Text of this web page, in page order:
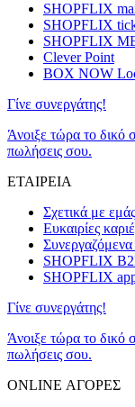
SHOPFLIX
SHOPFLIX
SHOPFLIX
Clever Point
BOX NOW
Γίνε συνεργάτης!
Άνοιξε τώρα το δικό
πωλήσεις σου.
ΕΤΑΙΡΕΙΑ
Σχετικά με εμάς
Ευκαιρίες
SHOPFLIX
SHOPFLIX
Γίνε συνεργάτης!
Άνοιξε τώρα το δικό
πωλήσεις σου.
ONLINE ΑΓΟΡΕΣ